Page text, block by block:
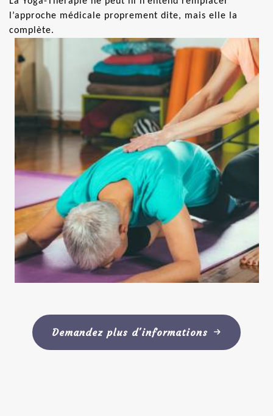
l’approche médicale proprement dite, mais elle la
complète.
Demandez plus d'informations